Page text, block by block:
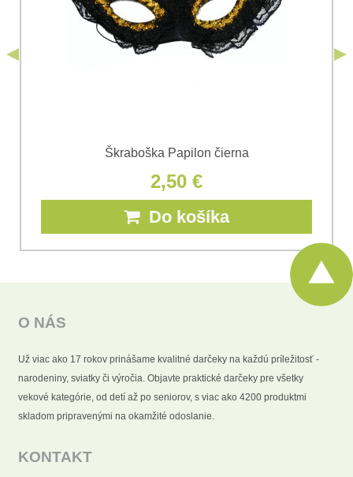
Škraboška Papilon čierna
2,50 €
Do košíka
O NÁS
Už viac ako 17 rokov prinášame kvalitné darčeky na každú príležitosť -
narodeniny, sviatky či výročia. Objavte praktické darčeky pre všetky
vekové kategórie, od detí až po seniorov, s viac ako 4200 produktmi
skladom pripravenými na okamžité odoslanie.
KONTAKT